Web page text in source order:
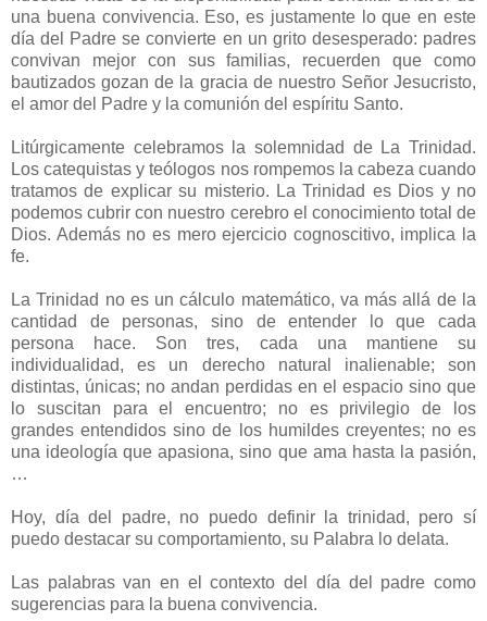
una buena convivencia. Eso, es justamente lo que en este
día del Padre se convierte en un grito desesperado: padres
convivan mejor con sus familias, recuerden que como
bautizados gozan de la gracia de nuestro Señor Jesucristo,
el amor del Padre y la comunión del espíritu Santo.
Litúrgicamente celebramos la solemnidad de La Trinidad.
Los catequistas y teólogos nos rompemos la cabeza cuando
tratamos de explicar su misterio. La Trinidad es Dios y no
podemos cubrir con nuestro cerebro el conocimiento total de
Dios. Además no es mero ejercicio cognoscitivo, implica la
fe.
La Trinidad no es un cálculo matemático, va más allá de la
cantidad de personas, sino de entender lo que cada
persona hace. Son tres, cada una mantiene su
individualidad, es un derecho natural inalienable; son
distintas, únicas; no andan perdidas en el espacio sino que
lo suscitan para el encuentro; no es privilegio de los
grandes entendidos sino de los humildes creyentes; no es
una ideología que apasiona, sino que ama hasta la pasión,
…
Hoy, día del padre, no puedo definir la trinidad, pero sí
puedo destacar su comportamiento, su Palabra lo delata.
Las palabras van en el contexto del día del padre como
sugerencias para la buena convivencia.